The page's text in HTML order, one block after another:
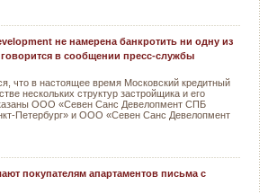
не намерена банкротить ни одну из
говорится в сообщении пресс-службы
что в настоящее время Московский кредитный
нескольких структур застройщика и его
ООО «Севен Санс Девелопмент СПБ
Петербург» и ООО «Севен Санс Девелопмент
покупателям апартаментов письма с